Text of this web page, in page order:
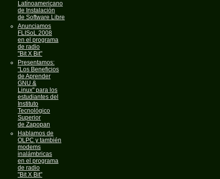
Latínoamericano
de Instalación
de Software Libre
Anunciamos
FLISoL 2008
en el programa
de radio
"Bit X Bit"
Presentamos:
"Los Beneficios
de Aprender
GNU &
Linux" para los
estudiantes del
Instituto
Tecnológico
Superior
de Zapopan
Hablamos de
OLPC y también
modems
inalámbricas
en el programa
de radio
"Bit X Bit"